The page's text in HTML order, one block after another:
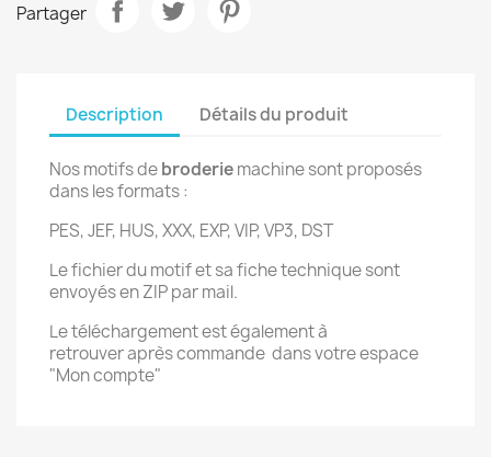
Partager
Description Détails du produit
Nos motifs debroderiemachine sont proposés
dans les formats :
PES, JEF, HUS, XXX, EXP, VIP, VP3, DST
Le fichier du motif et sa fiche technique sont
envoyés en ZIP par mail.
Le téléchargement est également à
retrouver après commande dans votre espace
"Mon compte"